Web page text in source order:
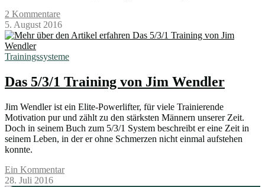
2 Kommentare
5. August 2016
Trainingssysteme
Das 5/3/1 Training von Jim Wendler
Jim Wendler ist ein Elite-Powerlifter, für viele Trainierende
Motivation pur und zählt zu den stärksten Männern unserer Zeit.
Doch in seinem Buch zum 5/3/1 System beschreibt er eine Zeit in
seinem Leben, in der er ohne Schmerzen nicht einmal aufstehen
konnte.
Ein Kommentar
28. Juli 2016